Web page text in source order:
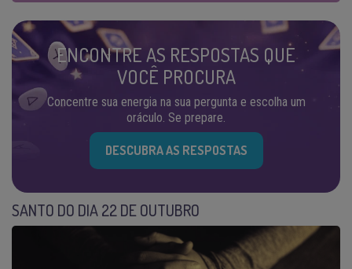
ENCONTRE AS RESPOSTAS QUE
VOCÊ PROCURA
Concentre sua energia na sua pergunta e escolha um
oráculo. Se prepare.
DESCUBRA AS RESPOSTAS
SANTO DO DIA 22 DE OUTUBRO